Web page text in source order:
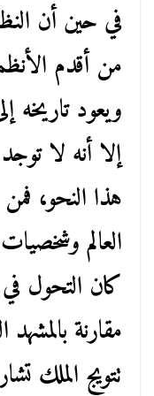
في حين أن
من أقدم
إلا أنه لا
هذا النحو،
العالم
كان التحول في
مقارنة بالمشهد
تتويج الملك